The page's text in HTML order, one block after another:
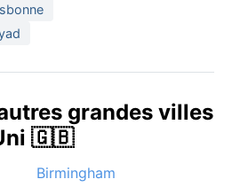
grandes villes
🇬🇧
Birmingham